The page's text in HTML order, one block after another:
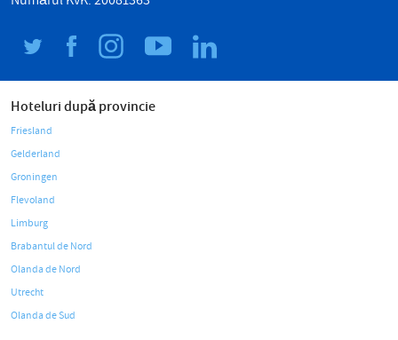
Hoteluri după provincie
Friesland
Gelderland
Groningen
Flevoland
Limburg
Brabantul de Nord
Olanda de Nord
Utrecht
Olanda de Sud